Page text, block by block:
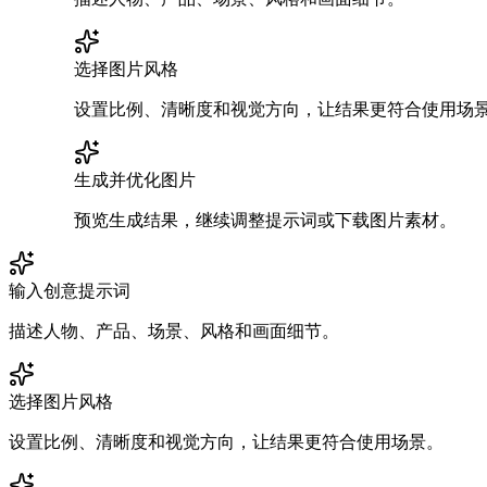
选择图片风格
设置比例、清晰度和视觉方向，让结果更符合使用场
生成并优化图片
预览生成结果，继续调整提示词或下载图片素材。
输入创意提示词
描述人物、产品、场景、风格和画面细节。
选择图片风格
设置比例、清晰度和视觉方向，让结果更符合使用场景。